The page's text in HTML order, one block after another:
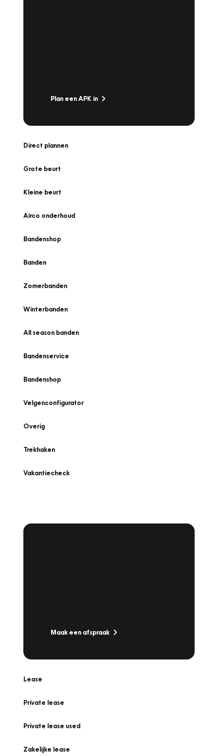
Plan een APK in
Direct plannen
Grote beurt
Kleine beurt
Airco onderhoud
Bandenshop
Banden
Zomerbanden
Winterbanden
All season banden
Bandenservice
Bandenshop
Velgenconfigurator
Overig
Trekhaken
Vakantiecheck
Maak een afspraak
Lease
Private lease
Private lease used
Zakelijke lease